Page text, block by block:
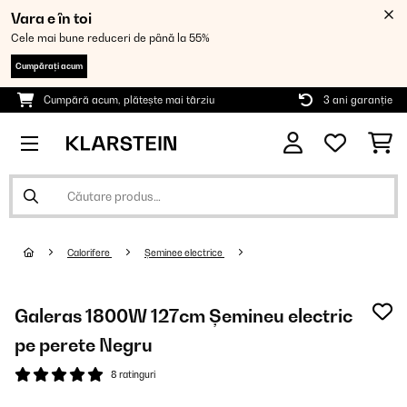
Vara e în toi
Cele mai bune reduceri de până la 55%
Cumpărați acum
Cumpără acum, plătește mai târziu 3 ani garanție
Calorifere Șeminee electrice
Galeras 1800W 127cm Șemineu electric
pe perete Negru
8 ratinguri